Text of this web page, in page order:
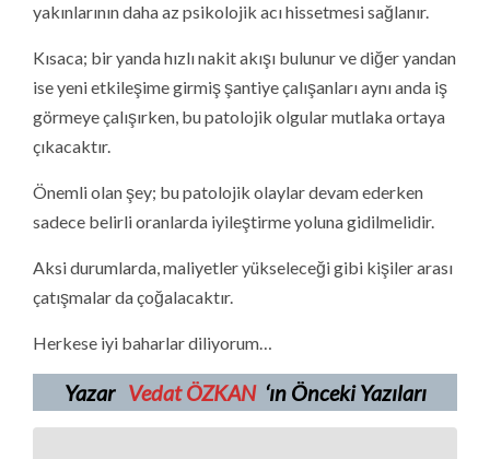
yakınlarının daha az psikolojik acı hissetmesi sağlanır.
Kısaca; bir yanda hızlı nakit akışı bulunur ve diğer yandan
ise yeni etkileşime girmiş şantiye çalışanları aynı anda iş
görmeye çalışırken, bu patolojik olgular mutlaka ortaya
çıkacaktır.
Önemli olan şey; bu patolojik olaylar devam ederken
sadece belirli oranlarda iyileştirme yoluna gidilmelidir.
Aksi durumlarda, maliyetler yükseleceği gibi kişiler arası
çatışmalar da çoğalacaktır.
Herkese iyi baharlar diliyorum…
Yazar Vedat ÖZKAN ‘ın Önceki Yazıları